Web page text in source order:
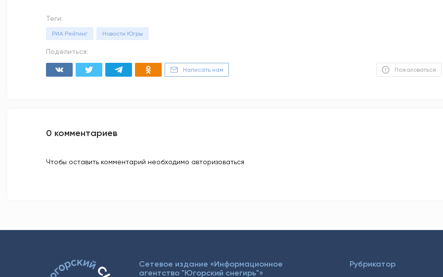
Теги:
РИА Рейтинг Новости Югры
Поделиться:
Написать нам Пожаловаться
0 комментариев
Чтобы оставить комментарий необходимо авторизоваться
Сетевое издание «Информационное
агентство "Югорский снегирь"»
Рубрикатор